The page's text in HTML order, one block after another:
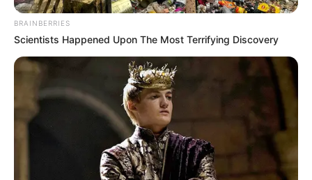
A obesidade se tornou o maior fator de risco para a saúde
no Brasil, superando a hipertensão, que foi o elemento de
maior preocupação por décadas.
Agora, a pressão alta está em segundo lugar, seguida do
quesito glicemia elevada.
Esse é um dos destaques da análise nacional do Estudo
Global sobre Carga de Doenças, feito por milhares de
BRAINBERRIES
Scientists Happened Upon The Most Terrifying Discovery